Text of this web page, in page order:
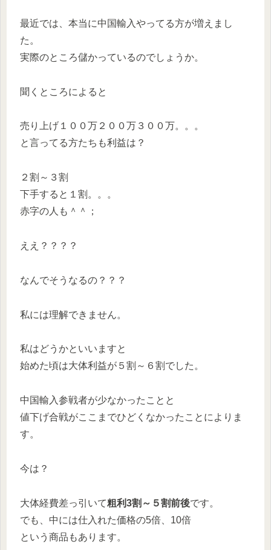
最近では、本当に中国輸入やってる方が増えまし
た。
実際のところ儲かっているのでしょうか。
聞くところによると
売り上げ１００万２００万３００万。。。
と言ってる方たちも利益は？
２割～３割
下手すると１割。。。
赤字の人も＾＾；
ええ？？？？
なんでそうなるの？？？
私には理解できません。
私はどうかといいますと
始めた頃は大体利益が５割～６割でした。
中国輸入参戦者が少なかったことと
値下げ合戦がここまでひどくなかったことによりま
す。
今は？
大体経費差っ引いて粗利3割～５割前後です。
でも、中には仕入れた価格の5倍、10倍
という商品もあります。